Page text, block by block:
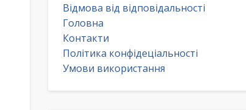
Відмова від відповідальності
Головна
Контакти
Політика конфідеціальності
Умови використання